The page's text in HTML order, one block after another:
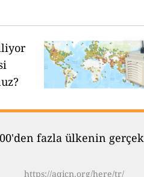
fazla ülkenin
https://aqicn.org/here/tr/